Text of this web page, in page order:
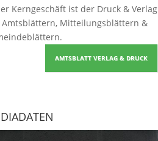
Kerngeschäft ist der Druck & Verlag
Amtsblättern, Mitteilungsblättern &
.
AMTSBLATT VERLAG & DRUCK